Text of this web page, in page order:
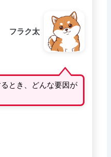
フラク太
とき、どんな要因が